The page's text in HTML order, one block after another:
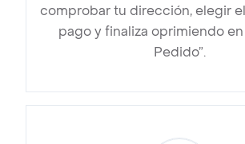
comprobar tu dirección, elegir
pago y finaliza oprimiendo en
Pedido”.